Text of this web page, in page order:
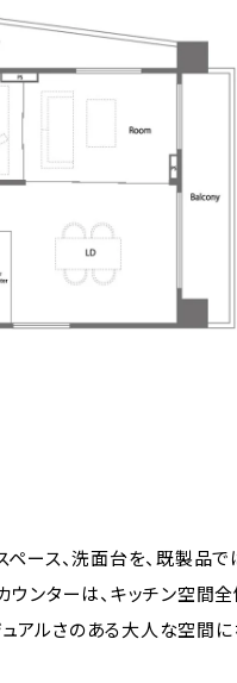
ース、洗面台を、既製品で
ンターは、キッチン空間
ュアルさのある大人な空間